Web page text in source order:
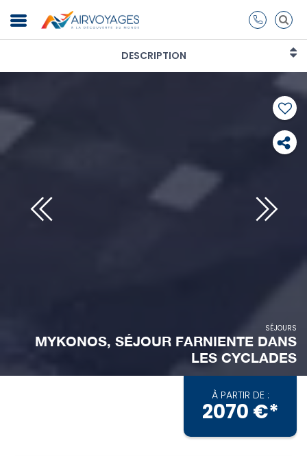
DESCRIPTION
SÉJOURS
MYKONOS, SÉJOUR FARNIENTE DANS
LES CYCLADES
À PARTIR DE :
2070 €*